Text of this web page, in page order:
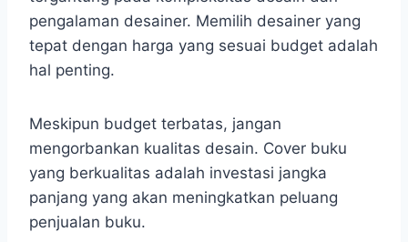
pengalaman desainer. Memilih desainer yang
tepat dengan harga yang sesuai budget adalah
hal penting.
Meskipun budget terbatas, jangan
mengorbankan kualitas desain. Cover buku
yang berkualitas adalah investasi jangka
panjang yang akan meningkatkan peluang
penjualan buku.